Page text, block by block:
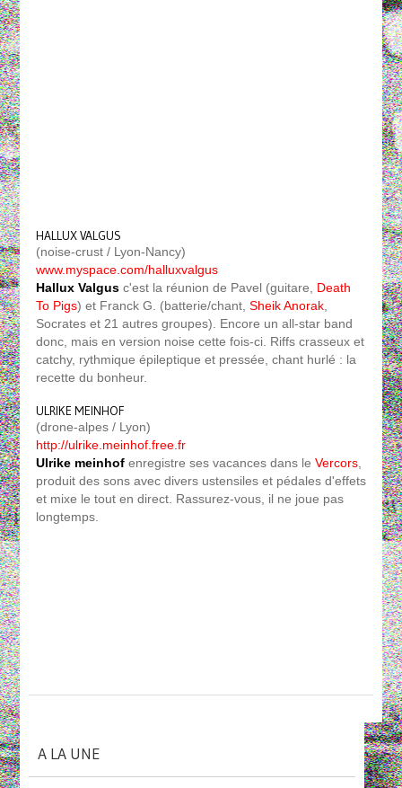
HALLUX VALGUS
(noise-crust / Lyon-Nancy)
www.myspace.com/halluxvalgus
Hallux Valgusc'est la réunion de Pavel (guitare, Death
To Pigs) et Franck G. (batterie/chant, Sheik Anorak,
Socrates et 21 autres groupes). Encore un all-star band
donc, mais en version noise cette fois-ci. Riffs crasseux et
catchy, rythmique épileptique et pressée, chant hurlé : la
recette du bonheur.
ULRIKE MEINHOF
(drone-alpes / Lyon)
http://ulrike.meinhof.free.fr
Ulrike meinhofenregistre ses vacances dans le Vercors,
produit des sons avec divers ustensiles et pédales d'effets
et mixe le tout en direct. Rassurez-vous, il ne joue pas
longtemps.
A LA UNE